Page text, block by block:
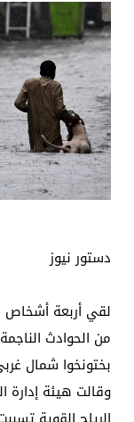
دستور نيوز
من الحوادث
بختونخوا شمال
وقالت هيئة إدارة